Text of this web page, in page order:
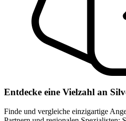
Entdecke eine Vielzahl an
Finde und vergleiche einzigartige